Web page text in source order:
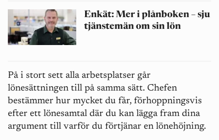
Enkät: Mer i plånboken – sju
tjänstemän om sin lön
På i stort sett alla arbetsplatser går
lönesättningen till på samma sätt. Chefen
bestämmer hur mycket du får, förhoppningsvis
efter ett lönesamtal där du kan lägga fram dina
argument till varför du förtjänar en lönehöjning.